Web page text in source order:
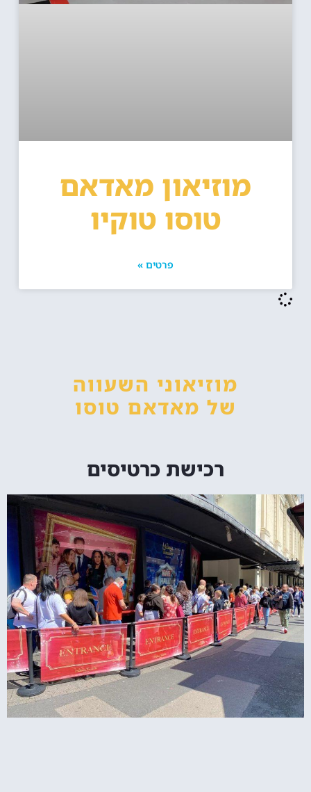
מוזיאון מאדאם
טוסו טוקיו
פרטים »
מוזיאוני השעווה
של מאדאם טוסו
רכישת כרטיסים